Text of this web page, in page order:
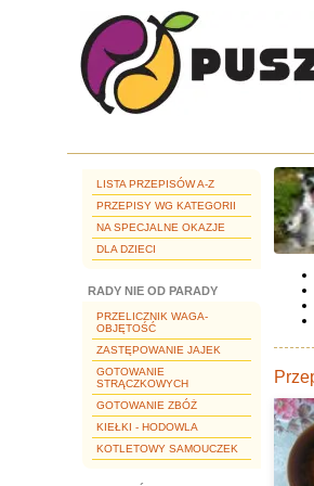
LISTA PRZEPISÓW A-Z
PRZEPISY WG KATEGORII
NA SPECJALNE OKAZJE
DLA DZIECI
RADY NIE OD PARADY
PRZELICZNIK WAGA-
OBJĘTOŚĆ
ZASTĘPOWANIE JAJEK
GOTOWANIE
STRĄCZKOWYCH
GOTOWANIE ZBÓŻ
KIEŁKI - HODOWLA
KOTLETOWY SAMOUCZEK